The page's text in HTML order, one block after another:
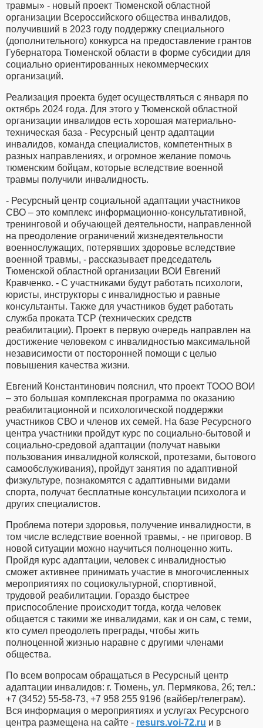
травмы» - новый проект Тюменской областной
организации Всероссийского общества инвалидов,
получивший в 2023 году поддержку специального
(дополнительного) конкурса на предоставление грантов
Губернатора Тюменской области в форме субсидии для
социально ориентированных некоммерческих
организаций.
Реализация проекта будет осуществляться с января по
октябрь 2024 года. Для этого у Тюменской областной
организации инвалидов есть хорошая материально-
техническая база - Ресурсный центр адаптации
инвалидов, команда специалистов, компетентных в
разных направлениях, и огромное желание помочь
тюменским бойцам, которые вследствие военной
травмы получили инвалидность.
- Ресурсный центр социальной адаптации участников
СВО – это комплекс информационно-консультативной,
тренинговой и обучающей деятельности, направленной
на преодоление ограничений жизнедеятельности
военнослужащих, потерявших здоровье вследствие
военной травмы, - рассказывает председатель
Тюменской областной организации ВОИ Евгений
Кравченко. - С участниками будут работать психологи,
юристы, инструкторы с инвалидностью и равные
консультанты. Также для участников будет работать
служба проката ТСР (технических средств
реабилитации). Проект в первую очередь направлен на
достижение человеком с инвалидностью максимальной
независимости от посторонней помощи с целью
повышения качества жизни.
Евгений Константинович пояснил, что проект ТООО ВОИ
– это большая комплексная программа по оказанию
реабилитационной и психологической поддержки
участников СВО и членов их семей. На базе Ресурсного
центра участники пройдут курс по социально-бытовой и
социально-средовой адаптации (получат навыки
пользования инвалидной коляской, протезами, бытового
самообслуживания), пройдут занятия по адаптивной
физкультуре, познакомятся с адаптивными видами
спорта, получат бесплатные консультации психолога и
других специалистов.
Проблема потери здоровья, получение инвалидности, в
том числе вследствие военной травмы, - не приговор. В
новой ситуации можно научиться полноценно жить.
Пройдя курс адаптации, человек с инвалидностью
сможет активнее принимать участие в многочисленных
мероприятиях по социокультурной, спортивной,
трудовой реабилитации. Гораздо быстрее
приспособление происходит тогда, когда человек
общается с такими же инвалидами, как и он сам, с теми,
кто сумел преодолеть преграды, чтобы жить
полноценной жизнью наравне с другими членами
общества.
По всем вопросам обращаться в Ресурсный центр
адаптации инвалидов: г. Тюмень, ул. Пермякова, 2б; тел.:
+7 (3452) 55-58-73, +7 958 255 9196 (вайбер/телеграм).
Вся информация о мероприятиях и услугах Ресурсного
центра размещена на сайте - resurs.voi-72.ru и в